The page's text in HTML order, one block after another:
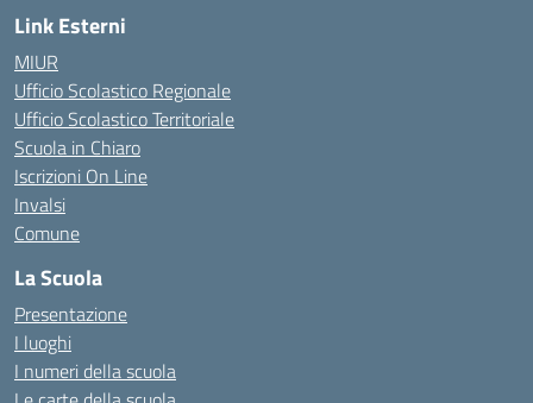
Link Esterni
MIUR
Ufficio Scolastico Regionale
Ufficio Scolastico Territoriale
Scuola in Chiaro
Iscrizioni On Line
Invalsi
Comune
La Scuola
Presentazione
I luoghi
I numeri della scuola